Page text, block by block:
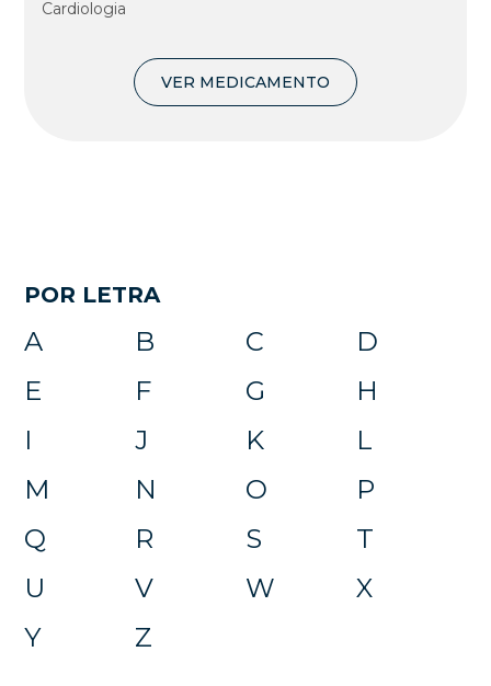
Cardiologia
VER MEDICAMENTO
POR LETRA
A B C
D
E
F G
H
I
J K
L
M
N O
P
Q
R S
T
U
V W
X
Y
Z